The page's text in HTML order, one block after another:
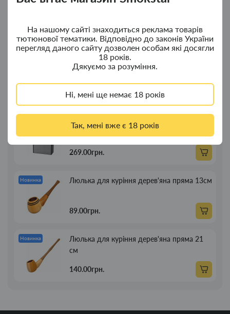
На нашому сайті знаходиться реклама товарів
тютюнової тематики. Відповідно до законів України
перегляд даного сайту дозволен особам які досягли
18 років.
Дякуємо за розуміння.
Ні, мені ще немає 18 років
Так, мені вже є 18 років
Новинка
Ковпак для водного "Граната Ф1" - ковпак
380.00грн.
Ковпак для водного "Граната Ф1" - ковпак
350.00грн.
Портсигар для сигарет Focus із USB
269.00грн.
Новинка Люлька для куріння дерев'яна пряма 13см
89.00грн.
Новинка
Люлька для куріння дерев'яна пряма 21
см
140.00грн.